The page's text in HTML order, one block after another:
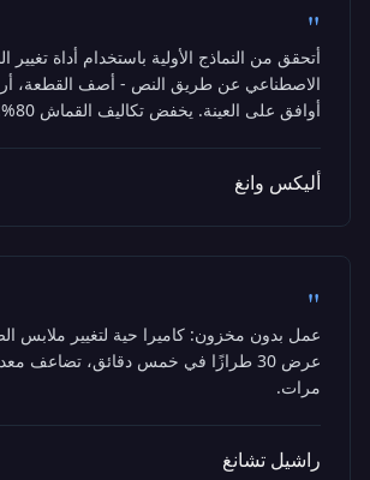
"
أتحقق من النماذج الأولية باستخدام أداة تغيير
الاصطناعي عن طريق النص - أصف القطعة،
أوافق على العينة. يخفض تكاليف القماش 80%.
أليكس وانغ
"
عمل بدون مخزون: كاميرا حية لتغيير ملابس
عرض 30 طرازًا في خمس دقائق، تضاعف
مرات.
راشيل تشانغ